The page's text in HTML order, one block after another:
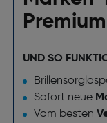
UND SO
Sofort neue
Vom besten